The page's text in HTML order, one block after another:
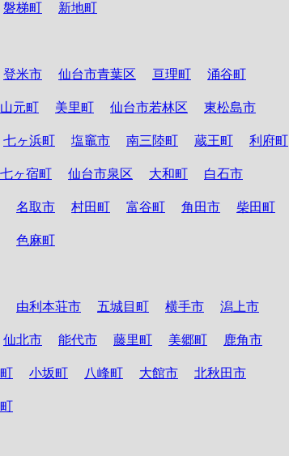
磐梯町 新地町
登米市 仙台市青葉区 亘理町 涌谷町
山元町 美里町 仙台市若林区 東松島市
七ヶ浜町 塩竈市 南三陸町 蔵王町 利府町
七ヶ宿町 仙台市泉区 大和町 白石市
名取市 村田町 富谷町 角田市 柴田町
色麻町
由利本荘市 五城目町 横手市 潟上市
仙北市 能代市 藤里町 美郷町 鹿角市
小坂町 八峰町 大館市 北秋田市